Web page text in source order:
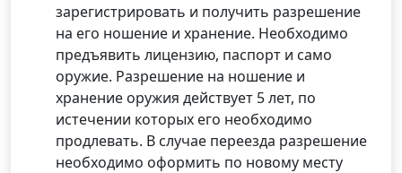
зарегистрировать и получить разрешение
на его ношение и хранение. Необходимо
предъявить лицензию, паспорт и само
оружие. Разрешение на ношение и
хранение оружия действует 5 лет, по
истечении которых его необходимо
продлевать. В случае переезда разрешение
необходимо оформить по новому месту